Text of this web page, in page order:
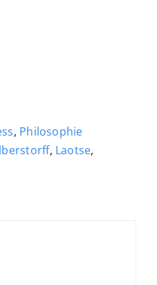
, Philosophie
, Laotse,